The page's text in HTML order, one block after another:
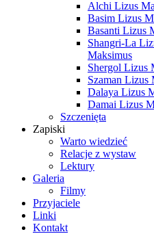
Alchi Lizus
Basim Lizus
Basanti Lizus
Shangri-La
Maksimus
Shergol Lizus
Szaman Lizus
Dalaya Lizus
Damai Lizus
Szczenięta
Zapiski
Warto wiedzieć
Relacje z wystaw
Lektury
Galeria
Filmy
Przyjaciele
Linki
Kontakt